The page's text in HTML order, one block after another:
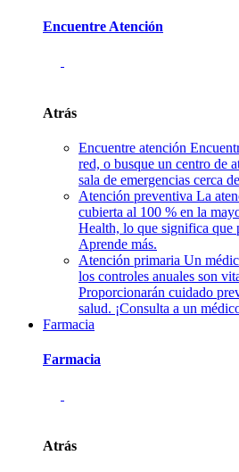
Encuentre Atención
Atrás
Encuentre atención
red, o busque un centro de
sala de emergencias cerca
Atención preventiva La
cubierta al 100 % en la
Health, lo que significa que
Aprende más.
Atención primaria Un
los controles anuales son
Proporcionarán cuidado
salud. ¡Consulta a un
Farmacia
Farmacia
Atrás